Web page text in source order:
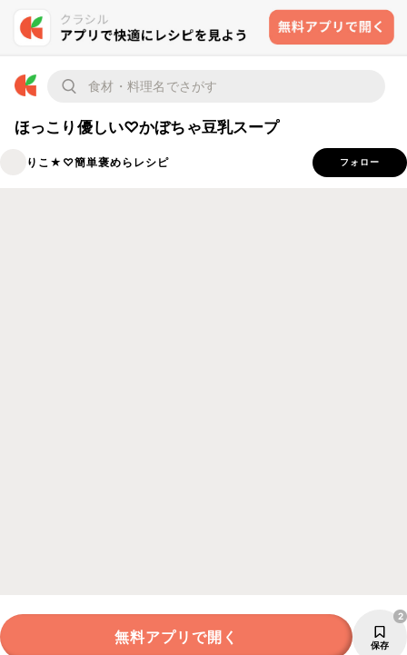
ほっこり優しい♡かぼちゃ豆乳スープ
りこ★♡簡単褒めらレシピ フォロー
無料アプリで開く 保存
2